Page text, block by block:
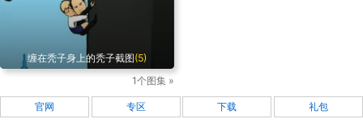
缠在秃子身上的秃子截图(5)
1个图集 »
官网 专区 下载 礼包